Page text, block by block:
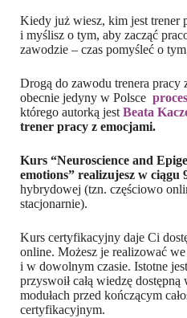
Kiedy już wiesz, kim jest trener
i myślisz o tym, aby zacząć
zawodzie – czas pomyśleć o
Drogą do zawodu trenera pracy
obecnie jedyny w Polsce
którego autorką jest Beata
trener pracy z emocjami.
Kurs “Neuroscience and
emotions” realizujesz w ciągu
hybrydowej (tzn. częściowo
stacjonarnie).
Kurs certyfikacyjny daje Ci
online. Możesz je realizować we
i w dowolnym czasie. Istotne
przyswoił całą wiedzę
modułach przed kończącym
certyfikacyjnym.